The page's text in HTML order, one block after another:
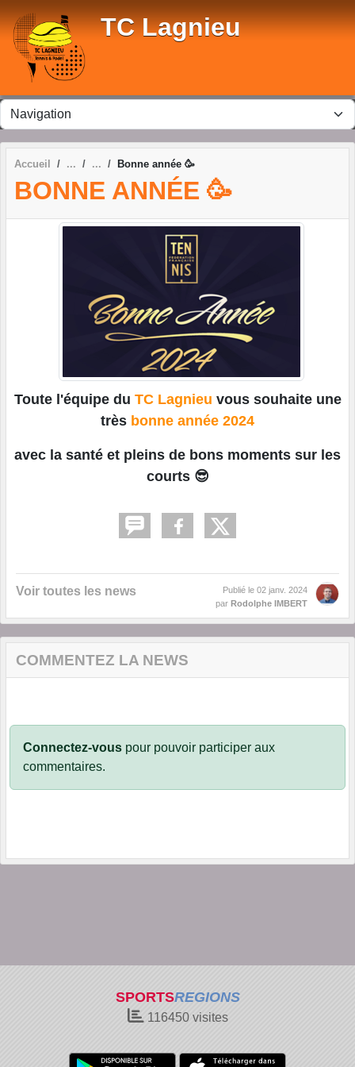
TC Lagnieu
Accueil Bonne année 🥳
BONNE ANNÉE 🥳
Toute l'équipe du TC Lagnieu vous souhaite une
très bonne année 2024
avec la santé et pleins de bons moments sur les
courts 😎
Voir toutes les news Publié le 02 janv. 2024
par Rodolphe IMBERT
COMMENTEZ LA NEWS
Connectez-vous pour pouvoir participer aux
commentaires.
SPORTSREGIONS
116450visites